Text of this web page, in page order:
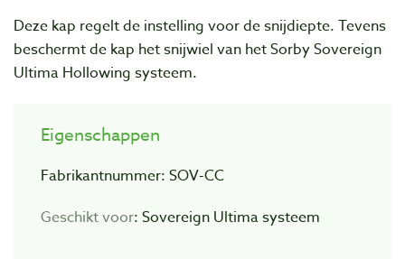
Deze kap regelt de instelling voor de snijdiepte. Tevens
beschermt de kap het snijwiel van het Sorby Sovereign
Ultima Hollowing systeem.
Eigenschappen
Fabrikantnummer: SOV-CC
Geschikt voor: Sovereign Ultima systeem